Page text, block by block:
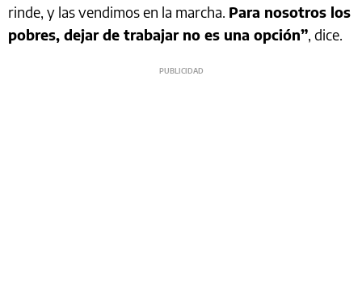
rinde, y las vendimos en la marcha. Para nosotros los
pobres, dejar de trabajar no es una opción”, dice.